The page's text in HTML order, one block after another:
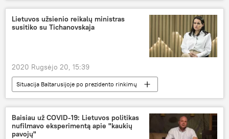
Lietuvos užsienio reikalų ministras
susitiko su Tichanovskaja
2020 Rugsėjo 20, 15:39
Situacija Baltarusijoje po prezidento rinkimų
Politika
Linas Linkevičius
Svetlana Tichanovskaja
Lietuva
Baltarusija
Baisiau už COVID-19: Lietuvos politikas
nufilmavo eksperimentą apie "kaukių
pavojų"